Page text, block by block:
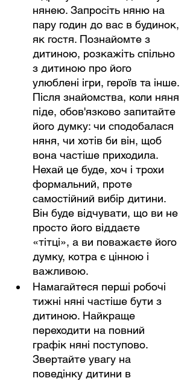
нянею. Запросіть няню на
пару годин до вас в будинок,
як гостя. Познайомте з
дитиною, розкажіть спільно
з дитиною про його
улюблені ігри, героїв та інше.
Після знайомства, коли няня
піде, обов'язково запитайте
його думку: чи сподобалася
няня, чи хотів би він, щоб
вона частіше приходила.
Нехай це буде, хоч і трохи
формальний, проте
самостійний вибір дитини.
Він буде відчувати, що ви не
просто його віддаєте
«тітці», а ви поважаєте його
думку, котра є цінною і
важливою.
Намагайтеся перші робочі
тижні няні частіше бути з
дитиною. Найкраще
переходити на повний
графік няні поступово.
Звертайте увагу на
поведінку дитини в